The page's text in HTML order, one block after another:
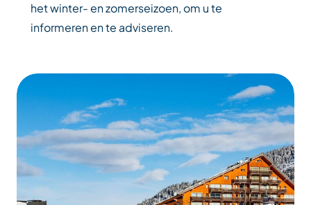
het winter- en zomerseizoen, om u te
informeren en te adviseren.